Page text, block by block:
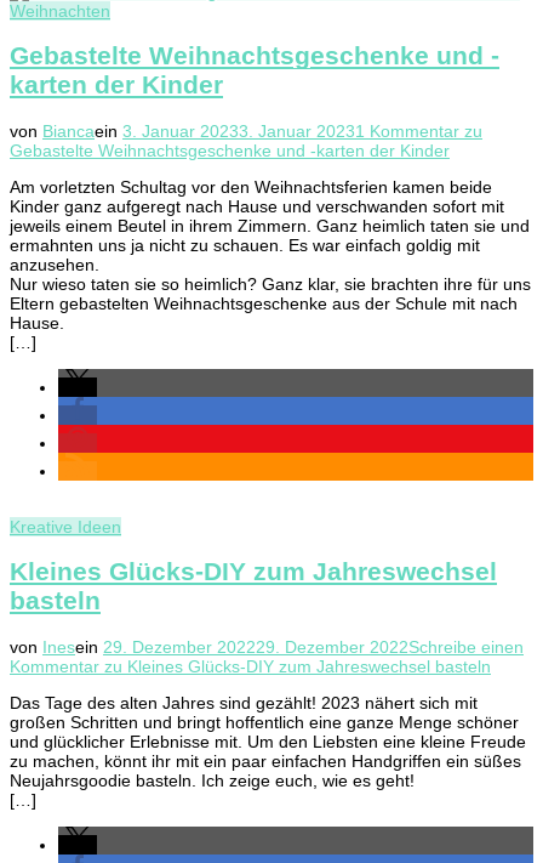
Weihnachten
Gebastelte Weihnachtsgeschenke und -
karten der Kinder
von Biancaein 3. Januar 20233. Januar 20231 Kommentar zu
Gebastelte Weihnachtsgeschenke und -karten der Kinder
Am vorletzten Schultag vor den Weihnachtsferien kamen beide
Kinder ganz aufgeregt nach Hause und verschwanden sofort mit
jeweils einem Beutel in ihrem Zimmern. Ganz heimlich taten sie und
ermahnten uns ja nicht zu schauen. Es war einfach goldig mit
anzusehen.
Nur wieso taten sie so heimlich? Ganz klar, sie brachten ihre für uns
Eltern gebastelten Weihnachtsgeschenke aus der Schule mit nach
Hause.
[…]
Kreative Ideen
Kleines Glücks-DIY zum Jahreswechsel
basteln
von Inesein 29. Dezember 202229. Dezember 2022Schreibe einen
Kommentar zu Kleines Glücks-DIY zum Jahreswechsel basteln
Das Tage des alten Jahres sind gezählt! 2023 nähert sich mit
großen Schritten und bringt hoffentlich eine ganze Menge schöner
und glücklicher Erlebnisse mit. Um den Liebsten eine kleine Freude
zu machen, könnt ihr mit ein paar einfachen Handgriffen ein süßes
Neujahrsgoodie basteln. Ich zeige euch, wie es geht!
[…]